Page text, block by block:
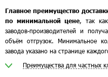
Главное преимущество
по минимальной цене, так
заводов-производителей и
объём отгрузок. Минимальное
завода указано на странице
Преимущества для частных